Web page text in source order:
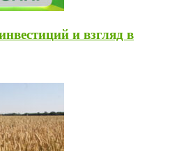
и взгляд в